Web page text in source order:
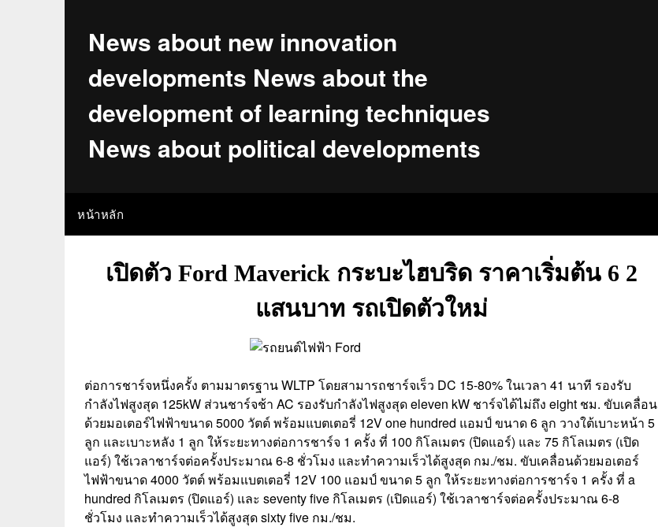
News about new innovation
developments News about the
development of learning techniques
News about political developments
หน้าหลัก
เปิดตัว Ford Maverick กระบะไฮบริด ราคาเริ่มต้น 6 2
แสนบาท รถเปิดตัวใหม่
ต่อการชาร์จหนึ่งครั้ง ตามมาตรฐาน WLTP โดยสามารถชาร์จเร็ว DC 15-80% ในเวลา 41 นาที รองรับ
กำลังไฟสูงสุด 125kW ส่วนชาร์จช้า AC รองรับกำลังไฟสูงสุด eleven kW ชาร์จได้ไม่ถึง eight ชม. ขับเคลื่อน
ด้วยมอเตอร์ไฟฟ้าขนาด 5000 วัตต์ พร้อมแบตเตอรี่ 12V one hundred แอมป์ ขนาด 6 ลูก วางใต้เบาะหน้า 5
ลูก และเบาะหลัง 1 ลูก ให้ระยะทางต่อการชาร์จ 1 ครั้ง ที่ 100 กิโลเมตร (ปิดแอร์) และ 75 กิโลเมตร (เปิด
แอร์) ใช้เวลาชาร์จต่อครั้งประมาณ 6-8 ชั่วโมง และทำความเร็วได้สูงสุด กม./ชม. ขับเคลื่อนด้วยมอเตอร์
ไฟฟ้าขนาด 4000 วัตต์ พร้อมแบตเตอรี่ 12V 100 แอมป์ ขนาด 5 ลูก ให้ระยะทางต่อการชาร์จ 1 ครั้ง ที่ a
hundred กิโลเมตร (ปิดแอร์) และ seventy five กิโลเมตร (เปิดแอร์) ใช้เวลาชาร์จต่อครั้งประมาณ 6-8
ชั่วโมง และทำความเร็วได้สูงสุด sixty five กม./ชม.